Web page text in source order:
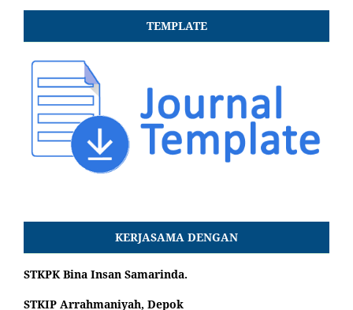
TEMPLATE
KERJASAMA DENGAN
STKPK Bina Insan Samarinda.
STKIP Arrahmaniyah, Depok